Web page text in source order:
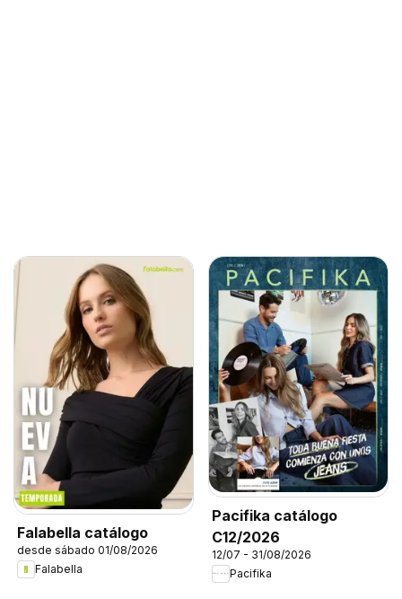
Falabella catálogo
desde sábado 01/08/2026
Falabella
Pacifika catálogo
C12/2026
12/07 - 31/08/2026
Pacifika